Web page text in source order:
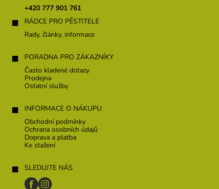
+420 777 901 761
RÁDCE PRO PĚSTITELE
Rady, články, informace
PORADNA PRO ZÁKAZNÍKY
Často kladené dotazy
Prodejna
Ostatní služby
INFORMACE O NÁKUPU
Obchodní podmínky
Ochrana osobních údajů
Doprava a platba
Ke stažení
SLEDUJTE NÁS